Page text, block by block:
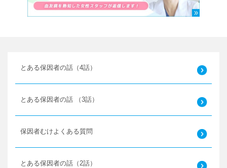
とある保因者の話（4話）
とある保因者の話 （3話）
保因者むけよくある質問
とある保因者の話（2話）